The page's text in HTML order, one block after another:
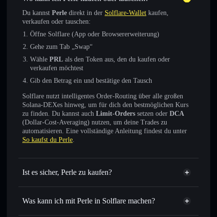
Du kannst Perle direkt in der Solflare-Wallet kaufen,
verkaufen oder tauschen:
Öffne Solflare (App oder Browsererweiterung)
Gehe zum Tab „Swap“
Wähle PRL als den Token aus, den du kaufen oder
verkaufen möchtest
Gib den Betrag ein und bestätige den Tausch
Solflare nutzt intelligentes Order-Routing über alle großen
Solana-DEXes hinweg, um für dich den bestmöglichen Kurs
zu finden. Du kannst auch Limit-Orders setzen oder DCA
(Dollar-Cost-Averaging) nutzen, um deine Trades zu
automatisieren. Eine vollständige Anleitung findest du unter
So kaufst du Perle.
Ist es sicher, Perle zu kaufen?
Perle verifizierter Token
Was kann ich mit Perle in Solflare machen?
Perle
Solflare-Wallet